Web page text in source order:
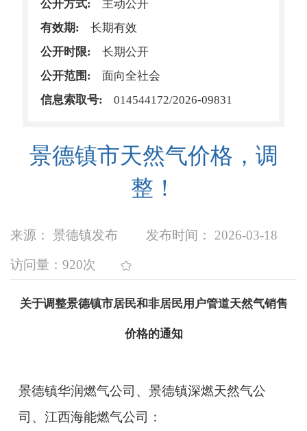
公开方式:
主动公开
有效期:
长期有效
公开时限:
长期公开
公开范围:
面向全社会
信息索取号:
014544172/2026-09831
景德镇市天然气价格，调
整！
来源： 景德镇发布 发布时间： 2026-03-18
访问量： 920次
关于调整景德镇市居民和非居民用户管道天然气销售
价格的通知
景德镇华润燃气公司、景德镇深燃天然气公
司、江西海能燃气公司：